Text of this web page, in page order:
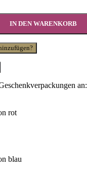
IN DEN WARENKORB
an:
rot
blau